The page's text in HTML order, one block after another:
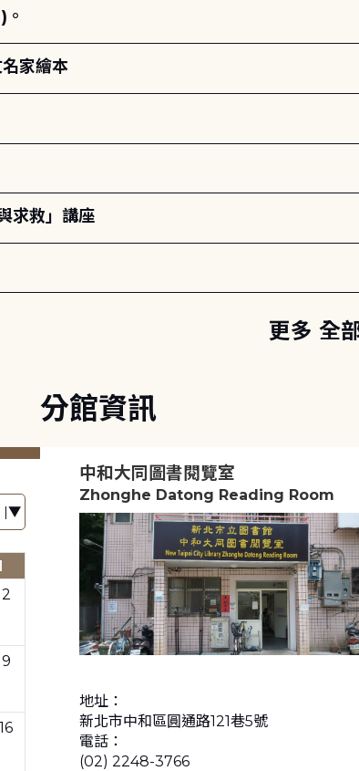
家繪本
求救」講座
更多 全
2
9
16
分館資訊
中和大同圖書閱覽室
Zhonghe Datong Reading Room
地址：
新北市中和區圓通路121巷5號
電話：
(02) 2248-3766